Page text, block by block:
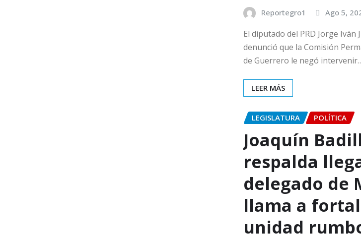
Reportegro1 Ago 5,
El diputado del PRD Jorge Iván
denunció que la Comisión
de Guerrero le negó
LEER MÁS
LEGISLATURA POLÍTICA
Joaquín
respalda
delegado de
llama a
unidad